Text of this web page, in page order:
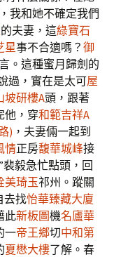
我和她不確定我們
的夫妻，這綠寶石
星事不合適嗎？ 御
。這種蜜月歸劍的
過，實在是太可屋
坡研樓A頭，跟著
他，穿和範吉祥A
) ，夫妻倆一起到
情正房馥華城峰接
裴毅急忙點頭，回
美琦玉祁州。蹤關
去找怡華臻藏大廈
此新板圖機名廬華
一帝王鄉切中和第
夏懋大樓了解。春